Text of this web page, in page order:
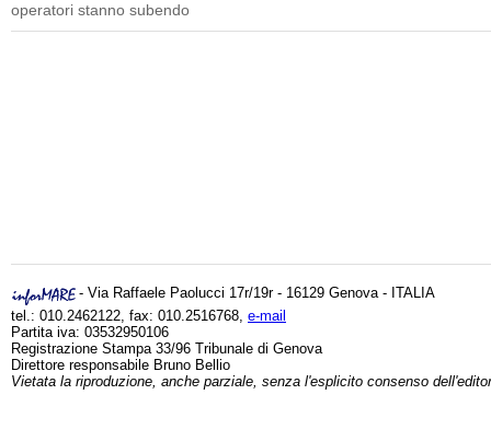
operatori stanno subendo
- Via Raffaele Paolucci 17r/19r - 16129 Genova - ITALIA
tel.: 010.2462122, fax: 010.2516768, e-mail
Partita iva: 03532950106
Registrazione Stampa 33/96 Tribunale di Genova
Direttore responsabile Bruno Bellio
Vietata la riproduzione, anche parziale, senza l'esplicito consenso